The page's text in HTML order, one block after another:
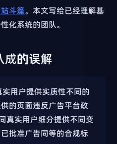
斗篷。本文写给已经理解基
化系统的团队。
成的误解
用户提供实质性不同的
的页面违反广告平台政
真实用户细分提供不同变
批准广告同等的合规标